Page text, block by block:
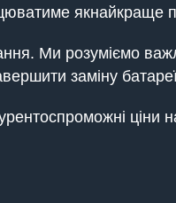
якнайкраще
Ми розуміємо
заміну
ціни